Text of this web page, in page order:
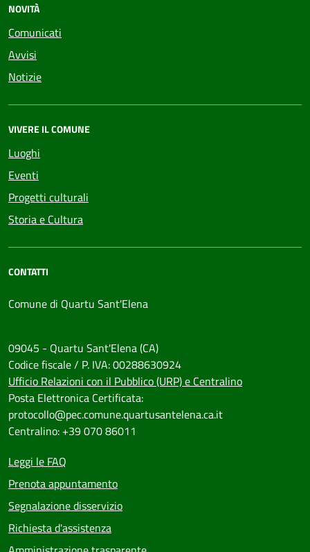
NOVITÀ
Comunicati
Avvisi
Notizie
VIVERE IL COMUNE
Luoghi
Eventi
Progetti culturali
Storia e Cultura
CONTATTI
Comune di Quartu Sant'Elena
09045 - Quartu Sant'Elena (CA)
Codice fiscale / P. IVA: 00288630924
Ufficio Relazioni con il Pubblico (URP) e Centralino
Posta Elettronica Certificata:
protocollo@pec.comune.quartusantelena.ca.it
Centralino: +39 070 86011
Leggi le FAQ
Prenota appuntamento
Segnalazione disservizio
Richiesta d'assistenza